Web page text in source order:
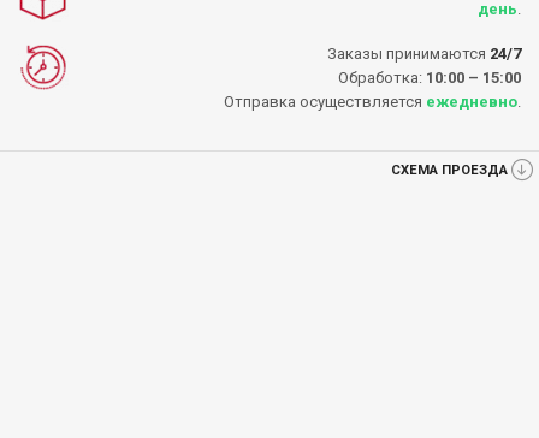
день
Заказы принимаются 24/7
Обработка: 10:00 – 15:00
Отправка осуществляется ежедневно
СХЕМА ПРОЕЗДА